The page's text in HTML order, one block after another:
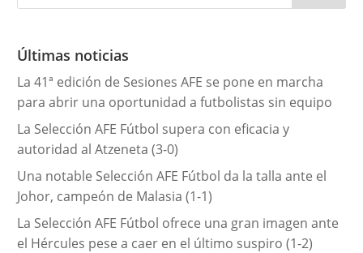
g
r
a
s
Últimas noticias
La 41ª edición de Sesiones AFE se pone en marcha
para abrir una oportunidad a futbolistas sin equipo
La Selección AFE Fútbol supera con eficacia y
autoridad al Atzeneta (3-0)
Una notable Selección AFE Fútbol da la talla ante el
Johor, campeón de Malasia (1-1)
La Selección AFE Fútbol ofrece una gran imagen ante
el Hércules pese a caer en el último suspiro (1-2)